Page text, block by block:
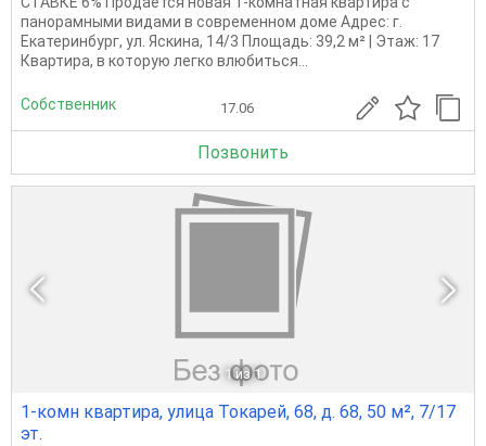
панорамными видами в современном доме Адрес: г.
Екатеринбург, ул. Яскина, 14/3 Площадь: 39,2 м² | Этаж: 17
Квартира, в которую легко влюбиться...
Собственник 17.06
Позвонить
1 из 1
1-комн квартира, улица Токарей, 68, д. 68, 50 м², 7/17
эт.